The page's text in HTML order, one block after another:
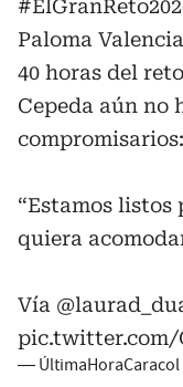
Paloma
40 horas del
Cepeda aún no
compromisarios:
“Estamos listos
quiera
Vía
pic.twitter.com/
— ÚltimaHoraCaracol